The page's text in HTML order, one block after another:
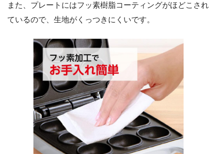
また、プレートにはフッ素樹脂コーティングがほどこされ
ているので、生地がくっつきにくいです。